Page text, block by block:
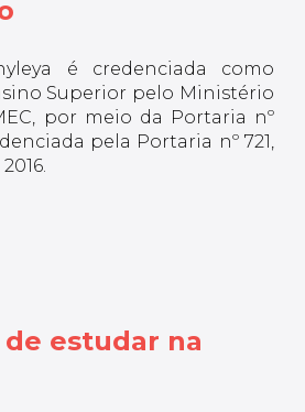
é credenciada como
Superior pelo Ministério
por meio da Portaria nº
pela Portaria nº 721,
estudar na